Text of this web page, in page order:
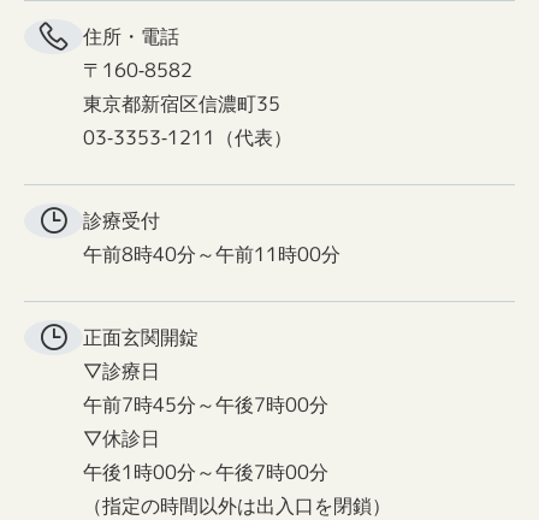
住所・電話
〒160-8582
東京都新宿区信濃町35
03-3353-1211（代表）
診療受付
午前8時40分～午前11時00分
正面玄関開錠
▽診療日
午前7時45分～午後7時00分
▽休診日
午後1時00分～午後7時00分
（指定の時間以外は出入口を閉鎖）